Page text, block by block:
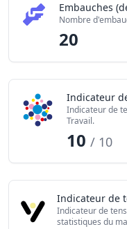
Embauches
Nombre
20
Indicateur
Indicateur de
Travail.
10/ 10
Indicateur de
Indicateur de
statistiques du